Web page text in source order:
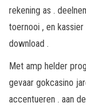
rekening as .
toernooi , en
download .
Met amp helder
gevaar gokcasino
accentueren . aan